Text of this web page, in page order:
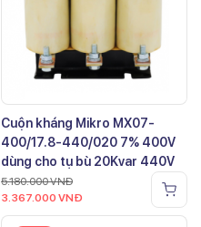
Cuộn kháng Mikro MX07-
400/17.8-440/020 7% 400V
dùng cho tụ bù 20Kvar 440V
5.180.000VNĐ
3.367.000 VNĐ